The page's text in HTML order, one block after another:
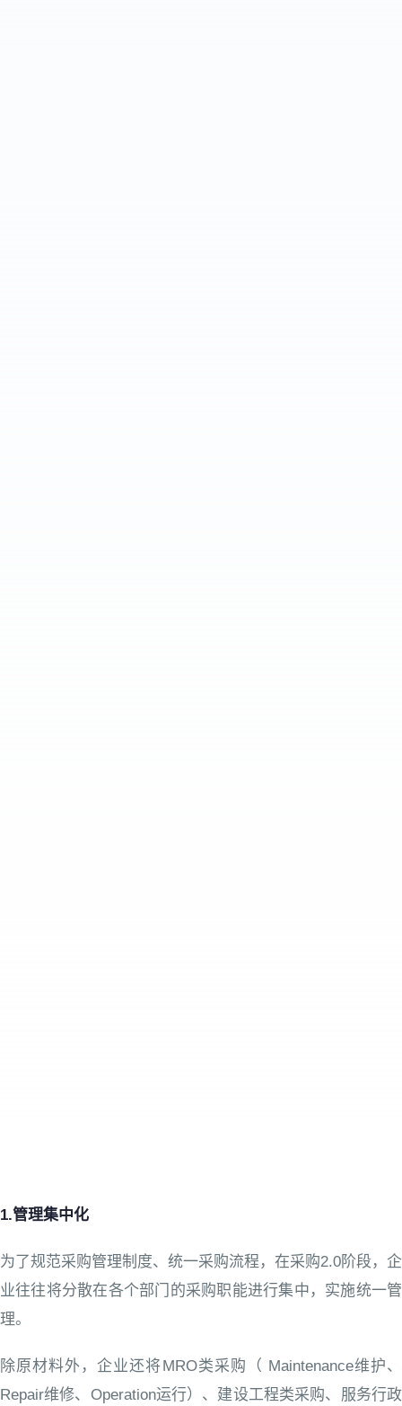
1.管理集中化
为了规范采购管理制度、统一采购流程，在采购2.0阶段，企
业往往将分散在各个部门的采购职能进行集中，实施统一管
理。
除原材料外，企业还将MRO类采购（ Maintenance维护、
Repair维修、Operation运行）、建设工程类采购、服务行政